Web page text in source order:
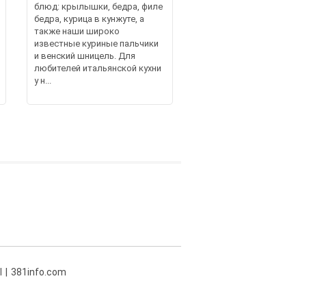
блюд: крылышки, бедра, филе
бедра, курица в кунжуте, а
также наши широко
известные куриные пальчики
и венский шницель. Для
любителей итальянской кухни
у н...
381info.com